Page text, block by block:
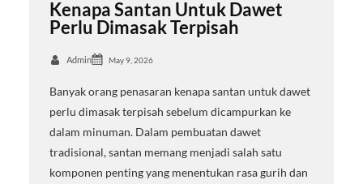
Kenapa Santan Untuk Dawet
Perlu Dimasak Terpisah
Admin May 9, 2026
Banyak orang penasaran kenapa santan untuk dawet
perlu dimasak terpisah sebelum dicampurkan ke
dalam minuman. Dalam pembuatan dawet
tradisional, santan memang menjadi salah satu
komponen penting yang menentukan rasa gurih dan